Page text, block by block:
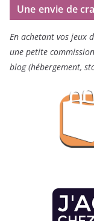
Une envie de
En achetant vos jeux
une petite
blog (hébergement,